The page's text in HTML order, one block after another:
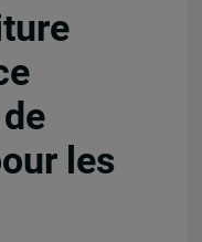
les